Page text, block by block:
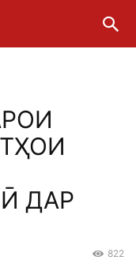
ДАР
822